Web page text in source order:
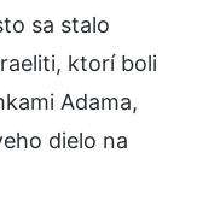
sa stalo
ktorí boli
Adama,
dielo na